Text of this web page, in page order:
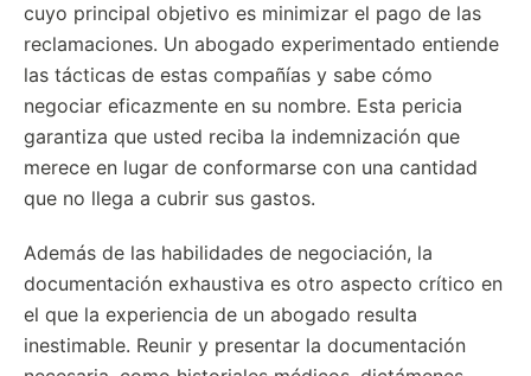
cuyo principal objetivo es minimizar el pago de las
reclamaciones. Un abogado experimentado entiende
las tácticas de estas compañías y sabe cómo
negociar eficazmente en su nombre. Esta pericia
garantiza que usted reciba la indemnización que
merece en lugar de conformarse con una cantidad
que no llega a cubrir sus gastos.
Además de las habilidades de negociación, la
documentación exhaustiva es otro aspecto crítico en
el que la experiencia de un abogado resulta
inestimable. Reunir y presentar la documentación